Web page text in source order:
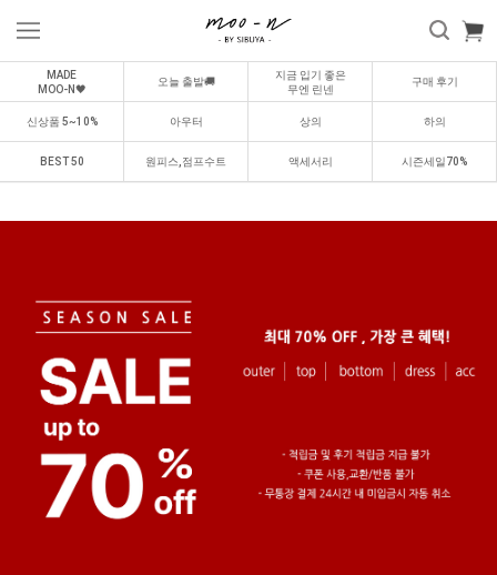
MADE
MOO-N🖤
오늘 출발🚚
지금 입기 좋은
무엔 린넨
구매 후기
신상품 5~10% 아우터 상의 하의
BEST 50 원피스,점프수트 액세서리 시즌세일70%